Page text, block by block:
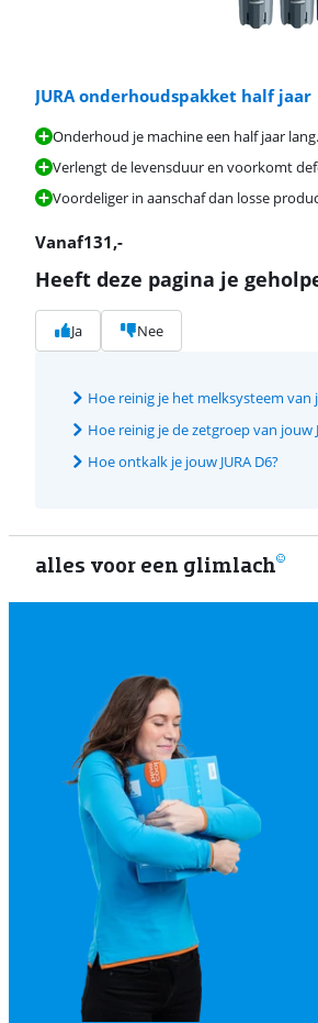
JURA onderhoudspakket half jaar
Onderhoud je machine een half jaar lang.
Verlengt de levensduur en voorkomt
Voordeliger in aanschaf dan losse
Vanaf131,-
Heeft deze pagina je
Ja Nee
Hoe reinig je het melksysteem van
Hoe reinig je de zetgroep van jouw
Hoe ontkalk je jouw JURA D6?
alles voor een glimlach